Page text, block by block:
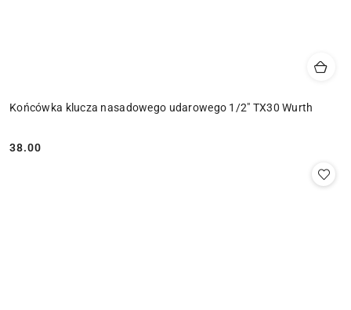
Końcówka klucza nasadowego udarowego 1/2" TX30 Wurth
Cena:
38.00